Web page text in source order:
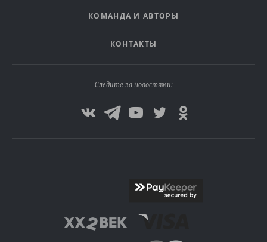
КОМАНДА И АВТОРЫ
КОНТАКТЫ
Следите за новостями: